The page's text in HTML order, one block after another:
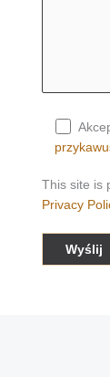
This site is
Privacy